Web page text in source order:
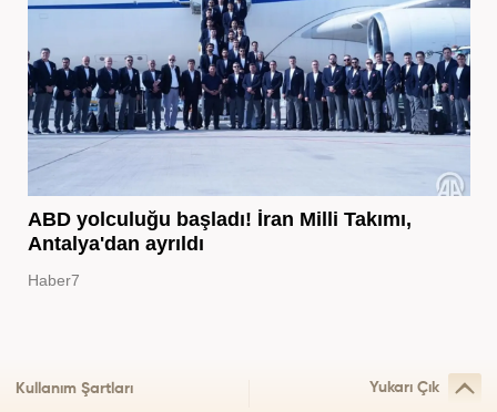
ABD yolculuğu başladı! İran Milli Takımı,
Antalya'dan ayrıldı
Haber7
Kullanım Şartları Yukarı Çık